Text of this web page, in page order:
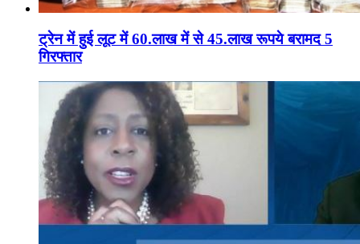
ट्रेन में हुई लूट में 60.लाख में से 45.लाख रूपये बरामद 5
गिरफ्तार